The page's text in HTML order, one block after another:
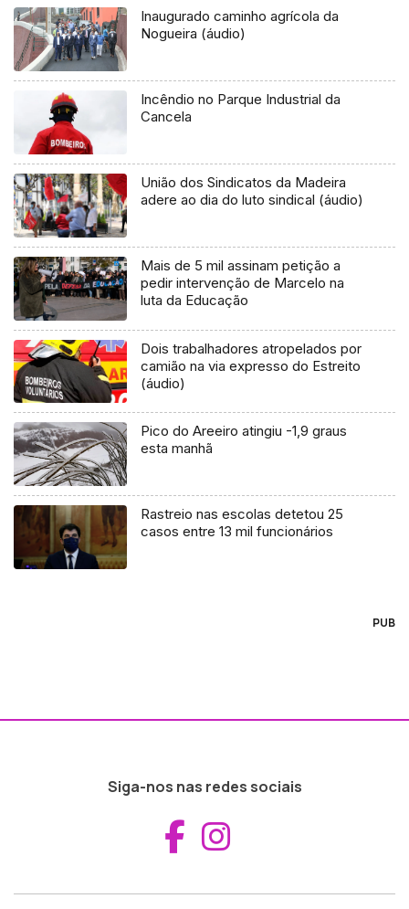
Inaugurado caminho agrícola da
Nogueira (áudio)
Incêndio no Parque Industrial da
Cancela
União dos Sindicatos da Madeira
adere ao dia do luto sindical (áudio)
Mais de 5 mil assinam petição a
pedir intervenção de Marcelo na
luta da Educação
Dois trabalhadores atropelados por
camião na via expresso do Estreito
(áudio)
Pico do Areeiro atingiu -1,9 graus
esta manhã
Rastreio nas escolas detetou 25
casos entre 13 mil funcionários
PUB
Siga-nos nas redes sociais
Aceder ao